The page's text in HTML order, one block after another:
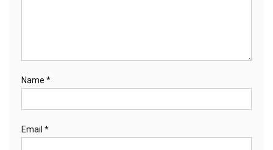
Name *
Email *